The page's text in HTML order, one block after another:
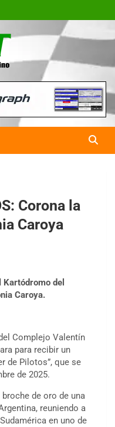
Revista
en
Corona la
Caroya
del
Caroya.
Complejo Valentín
para recibir un
de Pilotos”, que se
de 2025.
de oro de una
reuniendo a
en uno de